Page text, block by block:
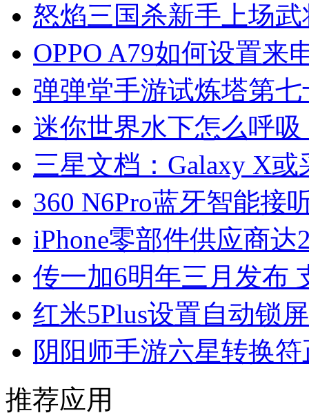
怒焰三国杀新手上场
OPPO A79如何设置来
弹弹堂手游试炼塔第
迷你世界水下怎么呼
三星文档：Galaxy X
360 N6Pro蓝牙智能接
iPhone零部件供应商
传一加6明年三月发布
红米5Plus设置自动锁
阴阳师手游六星转换
推荐应用